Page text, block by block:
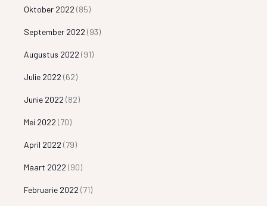
Oktober 2022 (85)
September 2022 (93)
Augustus 2022 (91)
Julie 2022 (62)
Junie 2022 (82)
Mei 2022 (70)
April 2022 (79)
Maart 2022 (90)
Februarie 2022 (71)